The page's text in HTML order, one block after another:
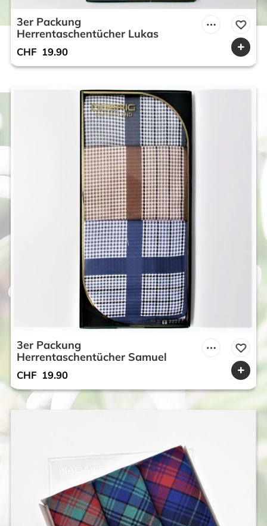
3er Packung
Herrentaschentücher Lukas
CHF 19.90
3er Packung
Herrentaschentücher Samuel
CHF 19.90